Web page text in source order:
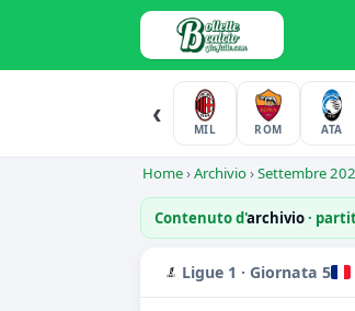
‹
MIL ROM ATA
Home›Archivio›Settembre
Contenuto d'archivio·
Ligue 1 · Giornata 5